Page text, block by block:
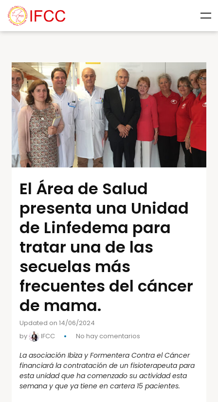
El Área de Salud
presenta una Unidad
de Linfedema para
tratar una de las
secuelas más
frecuentes del cáncer
de mama.
Updated on 14/06/2024
by
IFCC No hay comentarios
La asociación Ibiza y Formentera Contra el Cáncer
financiará la contratación de un fisioterapeuta para
esta unidad que ha comenzado su actividad esta
semana y que ya tiene en cartera 15 pacientes.